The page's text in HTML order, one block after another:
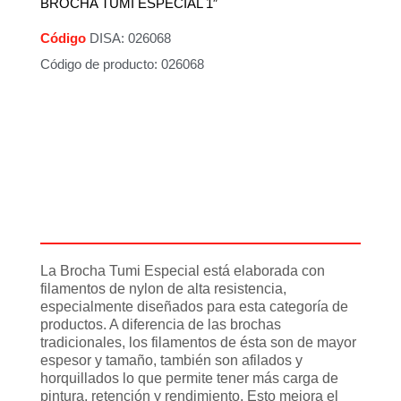
BROCHA TUMI ESPECIAL 1″
Código DISA: 026068
Código de producto: 026068
La Brocha Tumi Especial está elaborada con
filamentos de nylon de alta resistencia,
especialmente diseñados para esta categoría de
productos. A diferencia de las brochas
tradicionales, los filamentos de ésta son de mayor
espesor y tamaño, también son afilados y
horquillados lo que permite tener más carga de
pintura, retención y rendimiento. Esto mejora el